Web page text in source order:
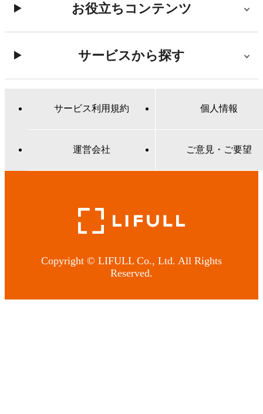
お役立ちコンテンツ
サービスから探す
サービス利用規約 個人情報
運営会社 ご意見・ご要望
Copyright © LIFULL Co., Ltd. All Rights
Reserved.